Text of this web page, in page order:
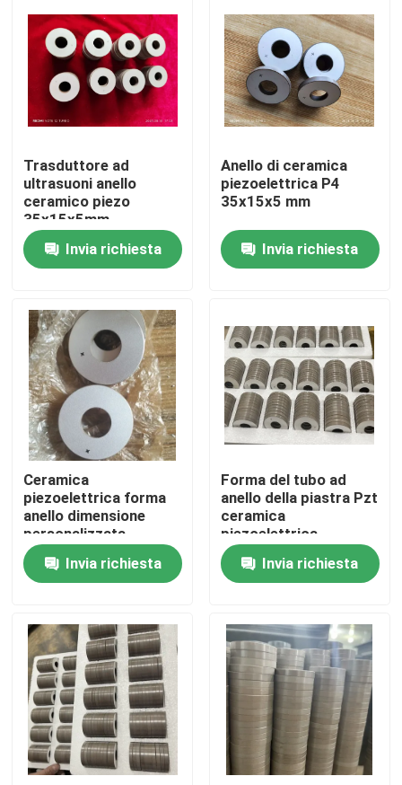
Casa
Prodotti
Circa noi
Giro della fabbrica
Controllo di qualità
Contattici
Trasduttore ad ultrasuoni pulizia
Trasduttore ad ultrasuoni ad alta potenza
Trasduttore ultrasonico di multi frequenza
Trasduttore ad
ultrasuoni anello
ceramico piezo
35x15x5mm
Invia richiesta
Anello di ceramica
piezoelettrica P4
35x15x5 mm
Invia richiesta
Ceramica
piezoelettrica forma
anello dimensione
personalizzata
Invia richiesta
Forma del tubo ad
anello della piastra Pzt
ceramica
piezoelettrica
Invia richiesta